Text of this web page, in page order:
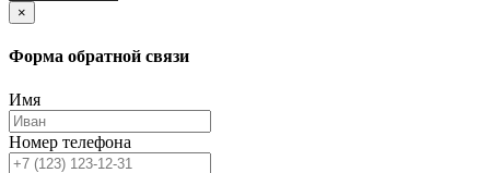
×
Форма обратной связи
Имя
Номер телефона